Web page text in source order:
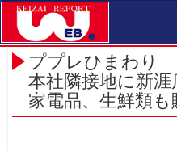
ププレひまわり
本社隣接地に新涯
家電品、生鮮類も